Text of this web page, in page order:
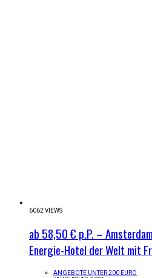
6062 VIEWS
ab 58,50 € p.P. –
Energie-Hotel der Welt mit
ANGEBOTE UNTER 200 EURO